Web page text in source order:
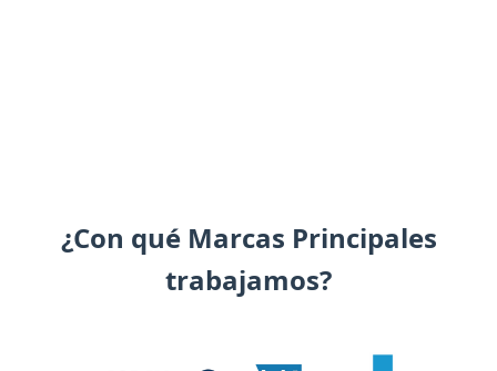
¿Con qué Marcas Principales
trabajamos?